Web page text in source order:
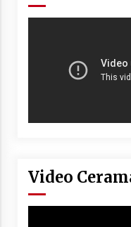
Video